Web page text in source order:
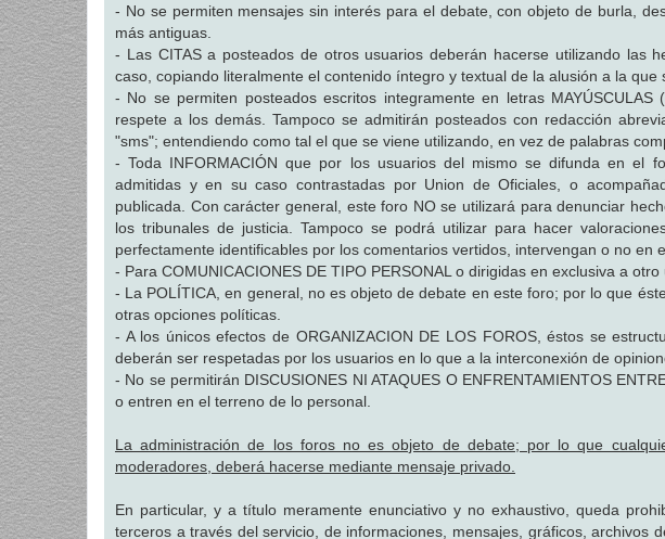
- No se permiten mensajes sin interés para el debate, con objeto de burla,
más antiguas.
- Las CITAS a posteados de otros usuarios deberán hacerse utilizando las
caso, copiando literalmente el contenido íntegro y textual de la alusión a la que
- No se permiten posteados escritos integramente en letras
respete a los demás. Tampoco se admitirán posteados con redacción
"sms"; entendiendo como tal el que se viene utilizando, en vez de palabras
- Toda INFORMACIÓN que por los usuarios del mismo se difunda en el
admitidas y en su caso contrastadas por Union de Oficiales, o
publicada. Con carácter general, este foro NO se utilizará para denunciar
los tribunales de justicia. Tampoco se podrá utilizar para hacer
perfectamente identificables por los comentarios vertidos, intervengan o no en
- Para COMUNICACIONES DE TIPO PERSONAL o dirigidas en exclusiva a
- La POLÍTICA, en general, no es objeto de debate en este foro; por lo que
otras opciones políticas.
- A los únicos efectos de ORGANIZACION DE LOS FOROS, éstos se
deberán ser respetadas por los usuarios en lo que a la interconexión de
- No se permitirán DISCUSIONES NI ATAQUES O ENFRENTAMIENTOS
o entren en el terreno de lo personal.
La administración de los foros no es objeto de debate; por lo que
moderadores, deberá hacerse mediante mensaje privado.
En particular, y a título meramente enunciativo y no exhaustivo, queda
terceros a través del servicio, de informaciones, mensajes, gráficos, archivos